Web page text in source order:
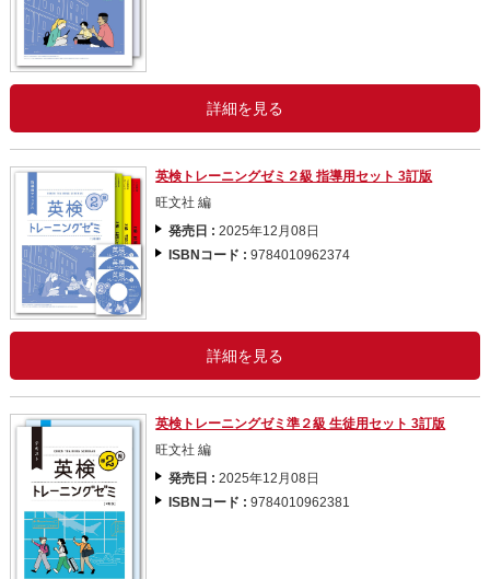
詳細を見る
英検トレーニングゼミ２級 指導用セット 3訂版
旺文社 編
発売日 :2025年12月08日
ISBNコード :9784010962374
詳細を見る
英検トレーニングゼミ準２級 生徒用セット 3訂版
旺文社 編
発売日 :2025年12月08日
ISBNコード :9784010962381